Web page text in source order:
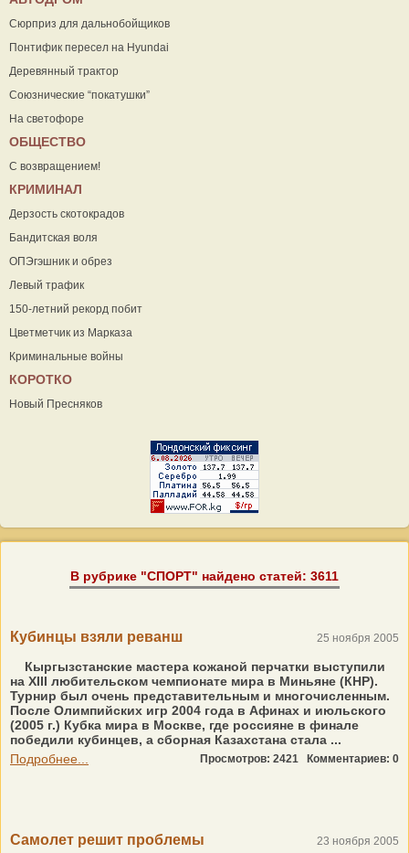
Сюрприз для дальнобойщиков
Понтифик пересел на Hyundai
Деревянный трактор
Союзнические “покатушки”
На светофоре
ОБЩЕСТВО
С возвращением!
КРИМИНАЛ
Дерзость скотокрадов
Бандитская воля
ОПЭгэшник и обрез
Левый трафик
150-летний рекорд побит
Цветметчик из Марказа
Криминальные войны
КОРОТКО
Новый Пресняков
В рубрике "СПОРТ" найдено статей: 3611
Кубинцы взяли реванш 25 ноября 2005
Кыргызстанские мастера кожаной перчатки выступили
на XIII любительском чемпионате мира в Миньяне (КНР).
Турнир был очень представительным и многочисленным.
После Олимпийских игр 2004 года в Афинах и июльского
(2005 г.) Кубка мира в Москве, где россияне в финале
победили кубинцев, а сборная Казахстана стала ...
Подробнее...
Просмотров: 2421 Комментариев: 0
Самолет решит проблемы 23 ноября 2005